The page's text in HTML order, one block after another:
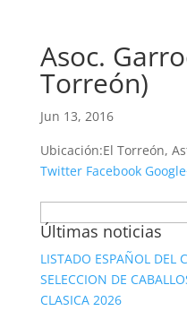
Asoc.
Torreón)
Jun 13, 2016
Ubicación:El Torreón,
Twitter Facebook
Últimas noticias
LISTADO ESPAÑOL DEL
SELECCION DE
CLASICA 2026